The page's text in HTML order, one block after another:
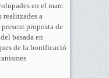
en el marc
realitzades a
proposta de
basada en
de la bonificació